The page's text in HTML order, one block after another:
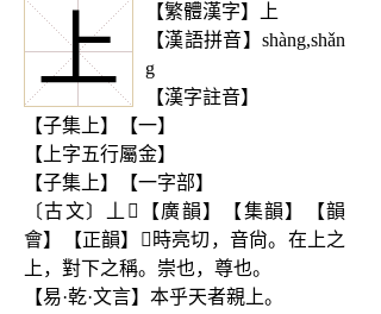
上
【繁體漢字】上
【漢語拼音】shàng,shǎn
g
【漢字註音】
【子集上】【一】
【上字五行屬金】
【子集上】【一字部】
〔古文〕丄𠄞【廣韻】【集韻】【韻
會】【正韻】𡘋時亮切，音尙。在上之
上，對下之稱。崇也，尊也。
【易·乾·文言】本乎天者親上。